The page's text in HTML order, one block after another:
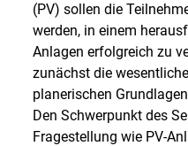
(PV) sollen die
werden, in einem
Anlagen erfolgreich zu
zunächst die
planerischen
Den Schwerpunkt des
Fragestellung wie PV-